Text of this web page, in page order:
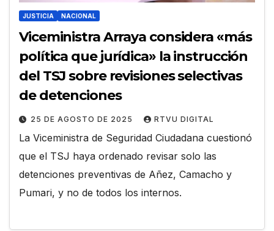
JUSTICIA NACIONAL
Viceministra Arraya considera «más
política que jurídica» la instrucción
del TSJ sobre revisiones selectivas
de detenciones
25 DE AGOSTO DE 2025 RTVU DIGITAL
La Viceministra de Seguridad Ciudadana cuestionó
que el TSJ haya ordenado revisar solo las
detenciones preventivas de Añez, Camacho y
Pumari, y no de todos los internos.